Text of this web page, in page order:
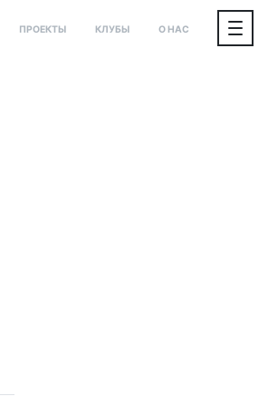
ПРОЕКТЫ КЛУБЫ О НАС